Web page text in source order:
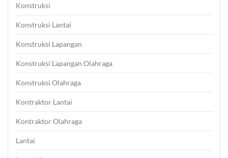
Konstruksi
Konstruksi Lantai
Konstruksi Lapangan
Konstruksi Lapangan Olahraga
Konstruksi Olahraga
Kontraktor Lantai
Kontraktor Olahraga
Lantai